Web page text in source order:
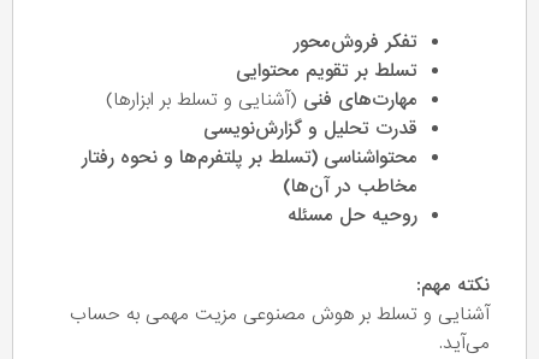
تفکر فروش‌محور
تسلط بر تقویم محتوایی
مهارت‌های فنی (آشنایی و تسلط بر ابزارها)
قدرت تحلیل و گزارش‌نویسی
محتواشناسی (تسلط بر پلتفرم‌ها و نحوه رفتار
مخاطب در آن‌ها)
روحیه حل مسئله
نکته مهم:
آشنایی و تسلط بر هوش مصنوعی مزیت مهمی به حساب
می‌آید.